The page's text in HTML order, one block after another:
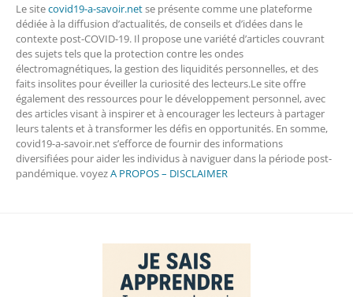
Le sitecovid19-a-savoir.netse présente comme une plateforme
dédiée à la diffusion d’actualités, de conseils et d’idées dans le
contexte post-COVID-19. Il propose une variété d’articles couvrant
des sujets tels que la protection contre les ondes
électromagnétiques, la gestion des liquidités personnelles, et des
faits insolites pour éveiller la curiosité des lecteurs.Le site offre
également des ressources pour le développement personnel, avec
des articles visant à inspirer et à encourager les lecteurs à partager
leurs talents et à transformer les défis en opportunités. En somme,
covid19-a-savoir.net s’efforce de fournir des informations
diversifiées pour aider les individus à naviguer dans la période post-
pandémique. voyezA PROPOS – DISCLAIMER